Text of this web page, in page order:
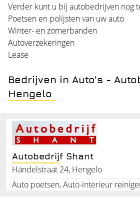
Verder kunt u bij autobedrijven nog
Poetsen en polijsten van uw auto
Winter- en zomerbanden
Autoverzekeringen
Lease
Bedrijven in Auto's -
Hengelo
Autobedrijf Shant
Händelstraat 24, Hengelo